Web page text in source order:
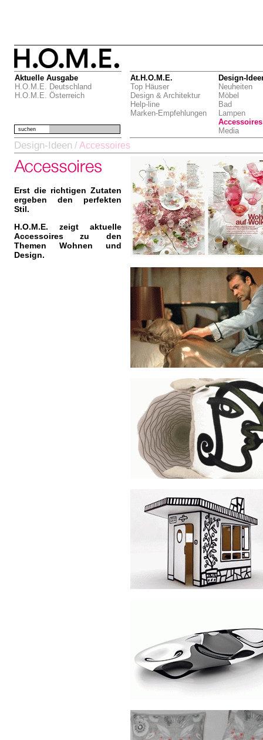
Aktuelle Ausgabe
H.O.M.E. Deutschland
H.O.M.E. Österreich
At.H.O.M.E.
Top Häuser
Design & Architektur
Help-line
Marken-Empfehlungen
Design-
Neuheiten
Möbel
Bad
Lampen
Accessoires
Media
suchen
Design-Ideen / Accessoires
Erst die richtigen Zutaten
ergeben den perfekten
Stil.
H.O.M.E. zeigt aktuelle
Accessoires zu den
Themen Wohnen und
Design.